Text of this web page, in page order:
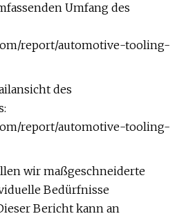
Umfang des
report/automotive-tooling-
des
report/automotive-tooling-
wir maßgeschneiderte
Bedürfnisse
Bericht kann an